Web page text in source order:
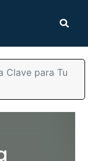
Clave para Tu